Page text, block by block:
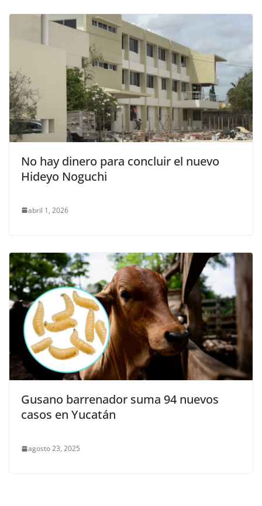
No hay dinero para concluir el nuevo
Hideyo Noguchi
abril 1, 2026
Gusano barrenador suma 94 nuevos
casos en Yucatán
agosto 23, 2025